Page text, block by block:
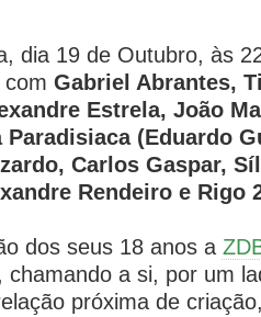
dia 19 de Outubro, às
com Gabriel Abrantes,
Estrela, João
Paradisiaca (Eduardo
Carlos Gaspar,
Rendeiro e Rigo
dos seus 18 anos a
chamando a si, por um
próxima de